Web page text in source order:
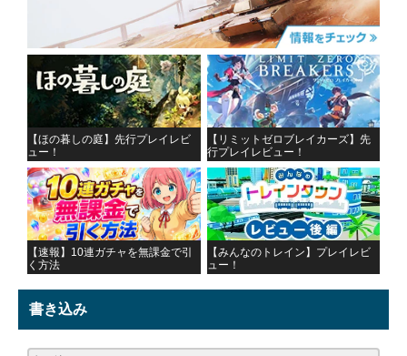
【ほの暮しの庭】先行プレイレビ
ュー！
【リミットゼロブレイカーズ】先
行プレイレビュー！
【速報】10連ガチャを無課金で引
く方法
【みんなのトレイン】プレイレビ
ュー！
書き込み